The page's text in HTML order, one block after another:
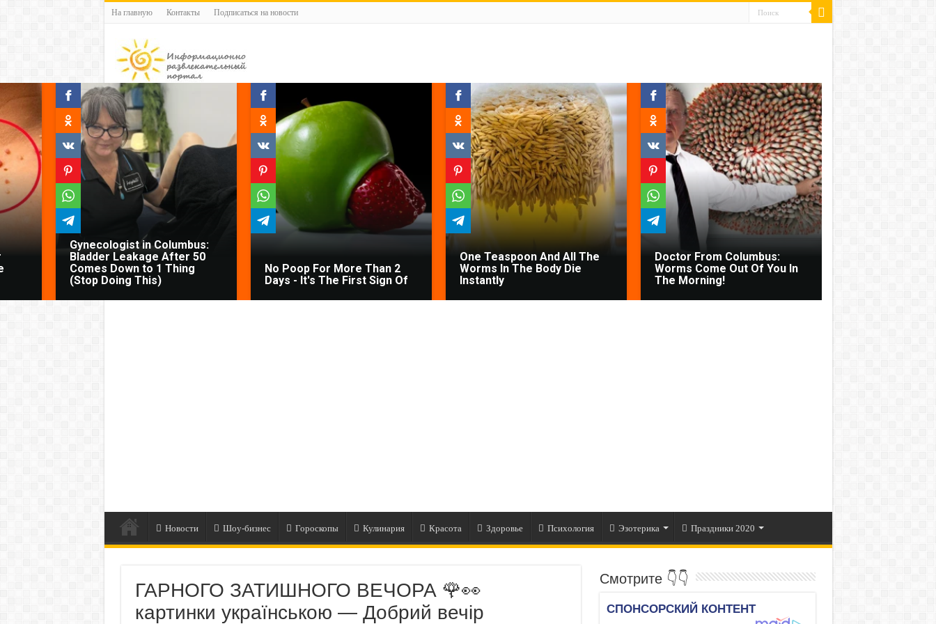
На главную Контакты Подписаться на новости
Gynecologist in Columbus:
Bladder Leakage After 50
Comes Down to 1 Thing
(Stop Doing This)
No Poop For More Than 2
Days - It's The First Sign Of
One Teaspoon And All The
Worms In The Body Die
Instantly
Doctor From Columbus:
Worms Come Out Of You In
The Morning!
Новости Шоу-бизнес Гороскопы Кулинария Красота Здоровье Психология Эзотерика Праздники 2020
ГАРНОГО ЗАТИШНОГО ВЕЧОРА 🌹👀
картинки українською — Добрий вечір
Смотрите 👇👇